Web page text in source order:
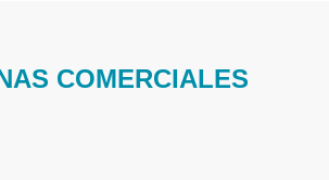
COMERCIALES